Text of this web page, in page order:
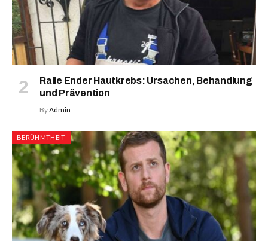
Ralle Ender Hautkrebs: Ursachen, Behandlung
und Prävention
ByAdmin
BERÜHMTHEIT